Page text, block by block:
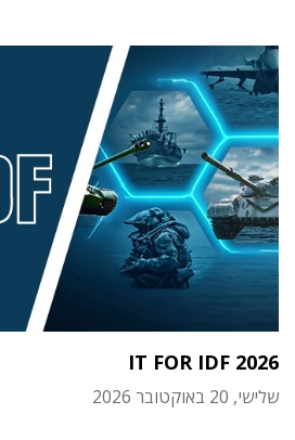
IT FOR IDF 2026
שלישי, 20 באוקטובר 2026